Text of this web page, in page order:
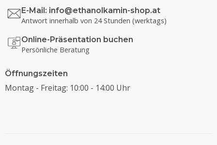
E-Mail: info@ethanolkamin-shop.at
Antwort innerhalb von 24 Stunden (werktags)
Online-Präsentation buchen
Persönliche Beratung
Öffnungszeiten
Montag - Freitag: 10:00 - 14:00 Uhr